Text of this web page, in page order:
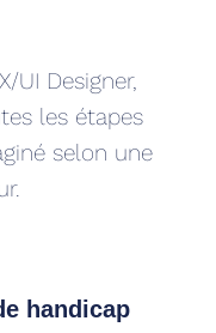
UI Designer,
les étapes
selon une
handicap‍